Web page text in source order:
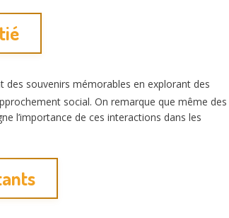
des souvenirs mémorables en explorant des
social. On remarque que même des
l’importance de ces interactions dans les